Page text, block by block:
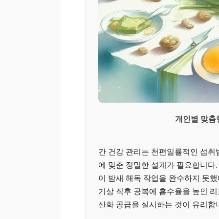
개인별 맞춤
간 건강 관리는 천편일률적인 섭
에 맞춘 정밀한 설계가 필요합니
이 밤새 해독 작업을 완수하지 못
기상 직후 공복에 흡수율을 높인
산화 공급을 실시하는 것이 유리합